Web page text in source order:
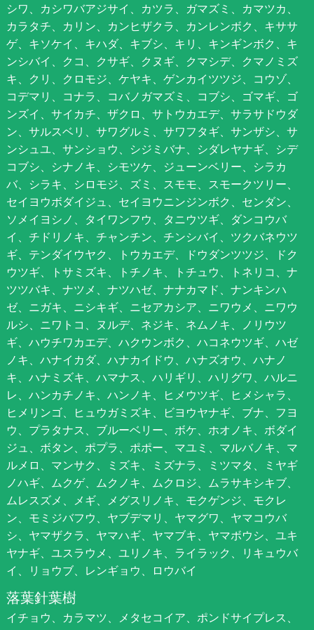
シワ、カシワバアジサイ、カツラ、ガマズミ、カマツカ、
カラタチ、カリン、カンヒザクラ、カンレンボク、キササ
ゲ、キソケイ、キハダ、キブシ、キリ、キンギンボク、キ
ンシバイ、クコ、クサギ、クヌギ、クマシデ、クマノミズ
キ、クリ、クロモジ、ケヤキ、ゲンカイツツジ、コウゾ、
コデマリ、コナラ、コバノガマズミ、コブシ、ゴマギ、ゴ
ンズイ、サイカチ、ザクロ、サトウカエデ、サラサドウダ
ン、サルスベリ、サワグルミ、サワフタギ、サンザシ、サ
ンシュユ、サンショウ、シジミバナ、シダレヤナギ、シデ
コブシ、シナノキ、シモツケ、ジューンベリー、シラカ
バ、シラキ、シロモジ、ズミ、スモモ、スモークツリー、
セイヨウボダイジュ、セイヨウニンジンボク、センダン、
ソメイヨシノ、タイワンフウ、タニウツギ、ダンコウバ
イ、チドリノキ、チャンチン、チンシバイ、ツクバネウツ
ギ、テンダイウヤク、トウカエデ、ドウダンツツジ、ドク
ウツギ、トサミズキ、トチノキ、トチュウ、トネリコ、ナ
ツツバキ、ナツメ、ナツハゼ、ナナカマド、ナンキンハ
ゼ、ニガキ、ニシキギ、ニセアカシア、ニワウメ、ニワウ
ルシ、ニワトコ、ヌルデ、ネジキ、ネムノキ、ノリウツ
ギ、ハウチワカエデ、ハクウンボク、ハコネウツギ、ハゼ
ノキ、ハナイカダ、ハナカイドウ、ハナズオウ、ハナノ
キ、ハナミズキ、ハマナス、ハリギリ、ハリグワ、ハルニ
レ、ハンカチノキ、ハンノキ、ヒメウツギ、ヒメシャラ、
ヒメリンゴ、ヒュウガミズキ、ビヨウヤナギ、ブナ、フヨ
ウ、プラタナス、ブルーベリー、ボケ、ホオノキ、ボダイ
ジュ、ボタン、ポプラ、ポポー、マユミ、マルバノキ、マ
ルメロ、マンサク、ミズキ、ミズナラ、ミツマタ、ミヤギ
ノハギ、ムクゲ、ムクノキ、ムクロジ、ムラサキシキブ、
ムレスズメ、メギ、メグスリノキ、モクゲンジ、モクレ
ン、モミジバフウ、ヤブデマリ、ヤマグワ、ヤマコウバ
シ、ヤマザクラ、ヤマハギ、ヤマブキ、ヤマボウシ、ユキ
ヤナギ、ユスラウメ、ユリノキ、ライラック、リキュウバ
イ、リョウブ、レンギョウ、ロウバイ
落葉針葉樹
イチョウ、カラマツ、メタセコイア、ポンドサイプレス、